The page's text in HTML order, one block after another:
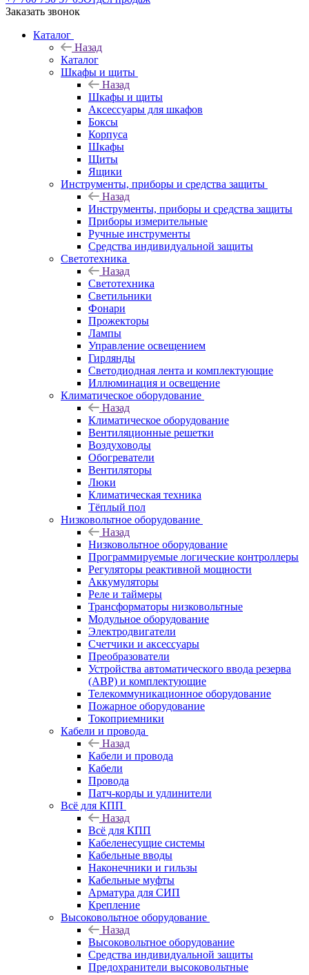
Заказать звонок
Каталог
Назад
Каталог
Шкафы и щиты
Назад
Шкафы и щиты
Аксессуары для шкафов
Боксы
Корпуса
Шкафы
Щиты
Ящики
Инструменты, приборы и средства защиты
Назад
Инструменты, приборы и средства защиты
Приборы измерительные
Ручные инструменты
Средства индивидуальной защиты
Светотехника
Назад
Светотехника
Светильники
Фонари
Прожекторы
Лампы
Управление освещением
Гирлянды
Светодиодная лента и комплектующие
Иллюминация и освещение
Климатическое оборудование
Назад
Климатическое оборудование
Вентиляционные решетки
Воздуховоды
Обогреватели
Вентиляторы
Люки
Климатическая техника
Тёплый пол
Низковольтное оборудование
Назад
Низковольтное оборудование
Программируемые логические контроллеры
Регуляторы реактивной мощности
Аккумуляторы
Реле и таймеры
Трансформаторы низковольтные
Модульное оборудование
Электродвигатели
Счетчики и аксессуары
Преобразователи
Устройства автоматического ввода резерва
(АВР) и комплектующие
Телекоммуникационное оборудование
Пожарное оборудование
Токоприемники
Кабели и провода
Назад
Кабели и провода
Кабели
Провода
Патч-корды и удлинители
Всё для КПП
Назад
Всё для КПП
Кабеленесущие системы
Кабельные вводы
Наконечники и гильзы
Кабельные муфты
Арматура для СИП
Крепление
Высоковольтное оборудование
Назад
Высоковольтное оборудование
Средства индивидуальной защиты
Предохранители высоковольтные